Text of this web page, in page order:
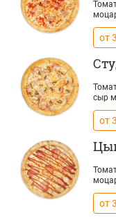
от
сыр
от
от